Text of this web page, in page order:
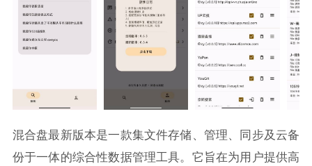
混合盘最新版本是一款集文件存储、管理、同步及云备
份于一体的综合性数据管理工具。它旨在为用户提供高